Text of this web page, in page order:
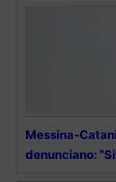
Messina-
denunciano: